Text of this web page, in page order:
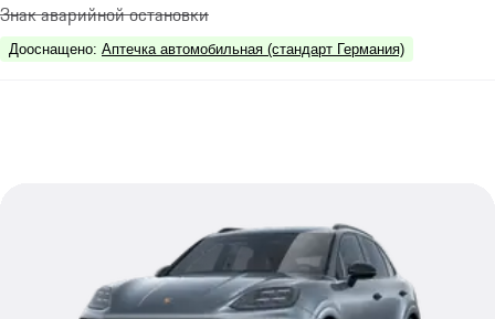
Знак аварийной остановки
Дооснащено: Аптечка автомобильная (стандарт Германия)